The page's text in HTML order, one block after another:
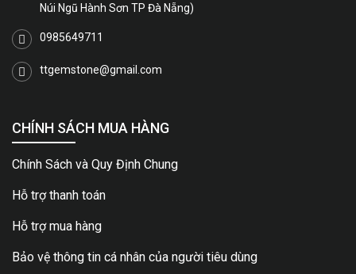
Núi Ngũ Hành Sơn TP Đà Nẵng)
0985649711
ttgemstone@gmail.com
CHÍNH SÁCH MUA HÀNG
Chính Sách và Quy Định Chung
Hỗ trợ thanh toán
Hỗ trợ mua hàng
Bảo vệ thông tin cá nhân của người tiêu dùng